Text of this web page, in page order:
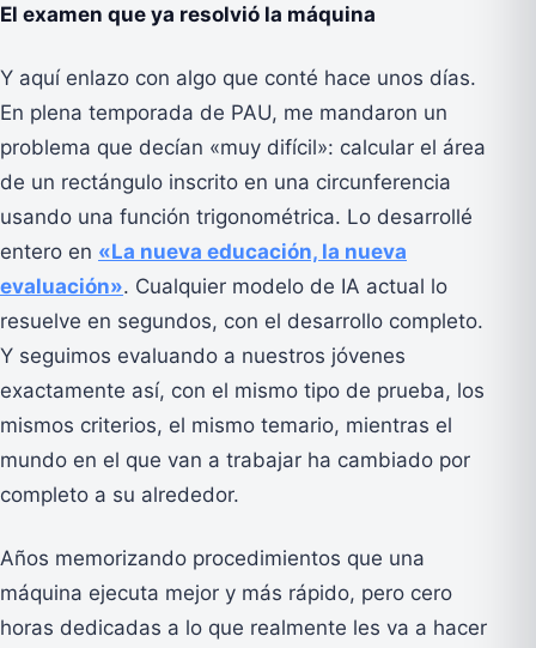
El examen que ya resolvió la máquina
Y aquí enlazo con algo que conté hace unos días.
En plena temporada de PAU, me mandaron un
problema que decían «muy difícil»: calcular el área
de un rectángulo inscrito en una circunferencia
usando una función trigonométrica. Lo desarrollé
entero en «La nueva educación, la nueva
evaluación». Cualquier modelo de IA actual lo
resuelve en segundos, con el desarrollo completo.
Y seguimos evaluando a nuestros jóvenes
exactamente así, con el mismo tipo de prueba, los
mismos criterios, el mismo temario, mientras el
mundo en el que van a trabajar ha cambiado por
completo a su alrededor.
Años memorizando procedimientos que una
máquina ejecuta mejor y más rápido, pero cero
horas dedicadas a lo que realmente les va a hacer